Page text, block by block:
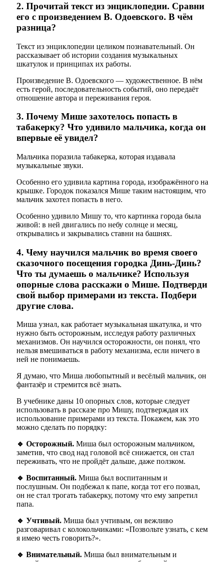
2. Прочитай текст из энциклопедии. Сравни
его с произведением В. Одоевского. В чём
разница?
Текст из энциклопедии целиком познавательный. Он
рассказывает об истории создания музыкальных
шкатулок и принципах их работы.
Произведение В. Одоевского — художественное. В нём
есть герой, последовательность событий, оно передаёт
отношение автора и переживания героя.
3. Почему Мише захотелось попасть в
табакерку? Что удивило мальчика, когда он
впервые её увидел?
Мальчика поразила табакерка, которая издавала
музыкальные звуки.
Особенно его удивила картина города, изображённого на
крышке. Городок показался Мише таким настоящим, что
мальчик захотел попасть в него.
Особенно удивило Мишу то, что картинка города была
живой: в ней двигались по небу солнце и месяц,
открывались и закрывались ставни на башнях.
4. Чему научился мальчик во время своего
сказочного посещения городка Динь-Динь?
Что ты думаешь о мальчике? Используя
опорные слова расскажи о Мише. Подтверди
свой выбор примерами из текста. Подбери
другие слова.
Миша узнал, как работает музыкальная шкатулка, и что
нужно быть осторожным, исследуя работу различных
механизмов. Он научился осторожности, он понял, что
нельзя вмешиваться в работу механизма, если ничего в
ней не понимаешь.
Я думаю, что Миша любопытный и весёлый мальчик, он
фантазёр и стремится всё знать.
В учебнике даны 10 опорных слов, которые следует
использовать в рассказе про Мишу, подтверждая их
использование примерами из текста. Покажем, как это
можно сделать по порядку:
🔹 Осторожный.Миша был осторожным мальчиком,
заметив, что свод над головой всё снижается, он стал
переживать, что не пройдёт дальше, даже ползком.
🔹 Воспитанный.Миша был воспитанным и
послушным. Он подбежал к папе, когда тот его позвал,
он не стал трогать табакерку, потому что ему запретил
папа.
🔹 Учтивый.Миша был учтивым, он вежливо
разговаривал с колокольчиками: «Позвольте узнать, с кем
я имею честь говорить?».
🔹 Внимательный.Миша был внимательным и